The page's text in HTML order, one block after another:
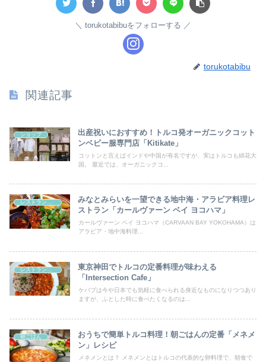
torukotabibuをフォローする
torukotabibu
関連記事
ショップ
出産祝いにおすすめ！トルコ発オーガニックコット
ンベビー服専門店「Kitikate」
コットンと言えばインドや中国が有名ですが、実はトルコも綿花大
国。 最近では、オーガニックコ...
みなとみらいを一望できる地中海・アラビア料理レ
ストラン「カールヴァーン ベイ ヨコハマ」
カールヴァーン ベイ ヨコハマ（CARVAAN BAY YOKOHAMA）は
アラビア・地中海料理...
東京神田でトルコの定番料理が味わえる
「Intersection Cafe」
ケバブは今や日本でも気軽に食べられる身近なものになりつつあり
ますが、ふとした時に食べたくなるのは...
朝ごはん
おうちで簡単トルコ料理！朝ごはんの定番「メネメ
ン」レシピ
メネメンとは？ メネメンとはトルコの代表的な卵料理で、朝食で